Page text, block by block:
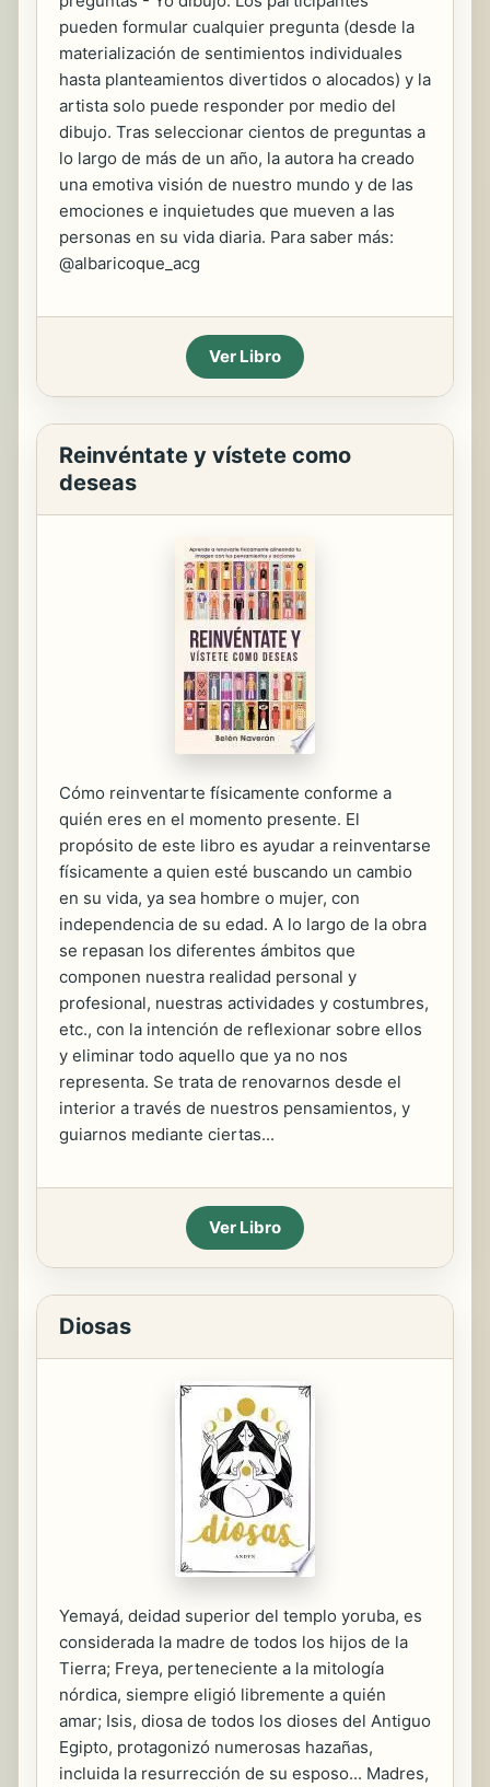
pueden formular cualquier pregunta (desde la
materialización de sentimientos individuales
hasta planteamientos divertidos o alocados) y la
artista solo puede responder por medio del
dibujo. Tras seleccionar cientos de preguntas a
lo largo de más de un año, la autora ha creado
una emotiva visión de nuestro mundo y de las
emociones e inquietudes que mueven a las
personas en su vida diaria. Para saber más:
@albaricoque_acg
Ver Libro
Reinvéntate y vístete como
deseas
Cómo reinventarte físicamente conforme a
quién eres en el momento presente. El
propósito de este libro es ayudar a reinventarse
físicamente a quien esté buscando un cambio
en su vida, ya sea hombre o mujer, con
independencia de su edad. A lo largo de la obra
se repasan los diferentes ámbitos que
componen nuestra realidad personal y
profesional, nuestras actividades y costumbres,
etc., con la intención de reflexionar sobre ellos
y eliminar todo aquello que ya no nos
representa. Se trata de renovarnos desde el
interior a través de nuestros pensamientos, y
guiarnos mediante ciertas...
Ver Libro
Diosas
Yemayá, deidad superior del templo yoruba, es
considerada la madre de todos los hijos de la
Tierra; Freya, perteneciente a la mitología
nórdica, siempre eligió libremente a quién
amar; Isis, diosa de todos los dioses del Antiguo
Egipto, protagonizó numerosas hazañas,
incluida la resurrección de su esposo... Madres,